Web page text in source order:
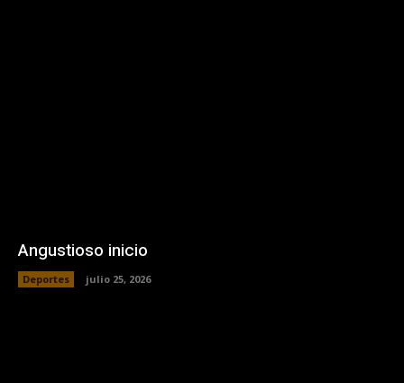
Angustioso inicio
Deportes julio 25, 2026